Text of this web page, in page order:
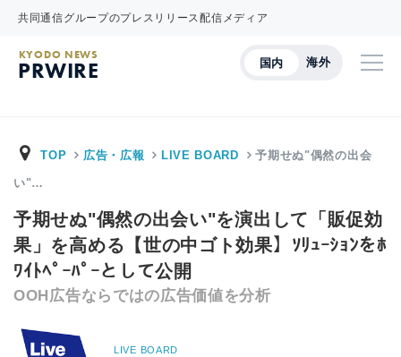
共同通信グループのプレスリリース配信メディア
国内 海外
KYODO NEWS
PRWIRE
TOP 広告・広報 LIVE BOARD 予期せぬ"偶然の出会
い"…
予期せぬ"偶然の出会い"を演出して「販促効
果」を高める【世の中ゴト効果】ｿﾘｭｰｼｮﾝをﾎ
ﾜｲﾄﾍﾟｰﾊﾟｰとして公開
OOH広告ならではの広告価値を分析
LIVE BOARD